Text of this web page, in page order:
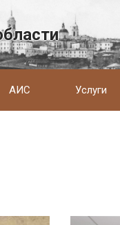
АИС Услуги